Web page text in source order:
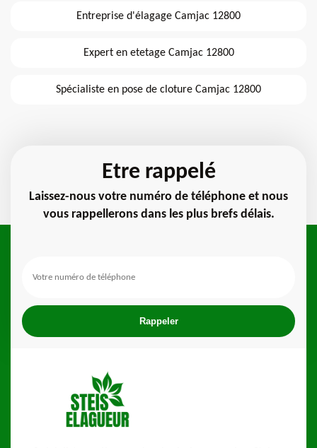
Entreprise d'élagage Camjac 12800
Expert en etetage Camjac 12800
Spécialiste en pose de cloture Camjac 12800
Etre rappelé
Laissez-nous votre numéro de téléphone et nous
vous rappellerons dans les plus brefs délais.